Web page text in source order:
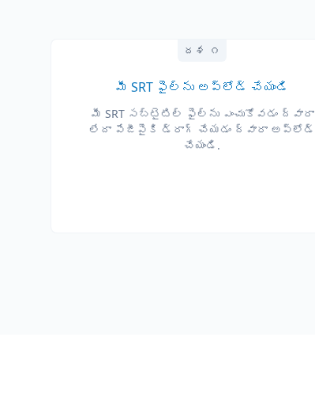
దశ ౧
మీ SRT ఫైల్‌ను అప్‌లోడ్ చేయండి
మీ SRT సబ్‌టైటిల్ ఫైల్‌ను ఎంచుకోవడం ద్వారా
లేదా పేజీపైకి డ్రాగ్ చేయడం ద్వారా అప్‌లోడ్
చేయండి.